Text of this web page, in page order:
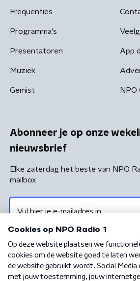
Frequenties
Programma's
Presentatoren
Muziek
Gemist
App
NPO
Abonneer je op onze
nieuwsbrief
Elke zaterdag het beste van NPO
mailbox
Algemene voorwaarden